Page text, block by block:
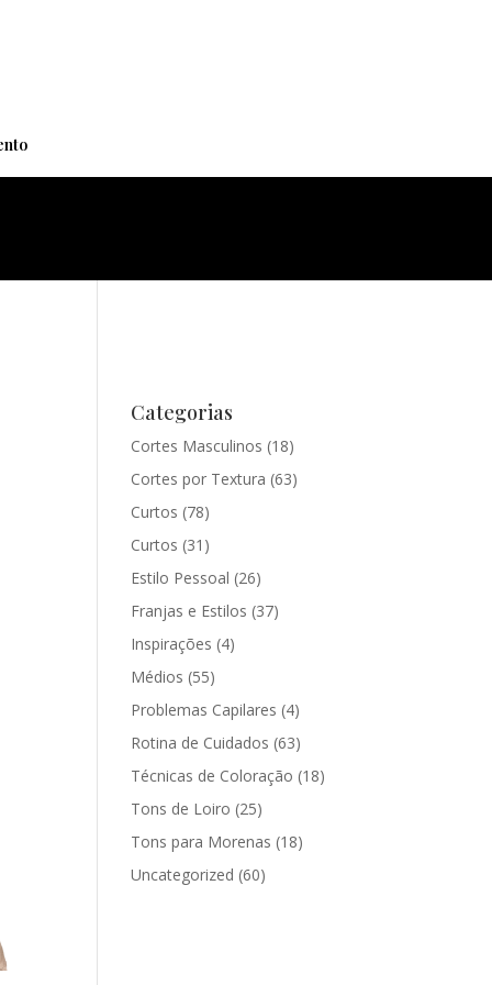
Categorias
Cortes Masculinos (18)
Cortes por Textura (63)
Curtos (78)
Curtos (31)
Estilo Pessoal (26)
Franjas e Estilos (37)
Inspirações (4)
Médios (55)
Problemas Capilares (4)
Rotina de Cuidados (63)
Técnicas de Coloração (18)
Tons de Loiro (25)
Tons para Morenas (18)
Uncategorized (60)